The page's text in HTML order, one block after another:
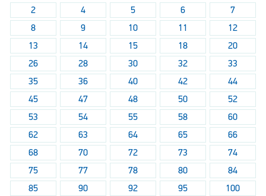
2 4 5 6
7
8
9 10 11
12
13
14 15 18
20
26
28 30 32
33
35
36 40 42
44
45
47 48 50
52
53
54 55 58
60
62
63 64 65
66
68
70 72 73
74
75
77 78 80
84
85
90 92 95 100